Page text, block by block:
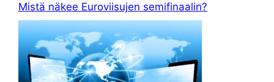
Mistä näkee Euroviisujen semifinaalin?